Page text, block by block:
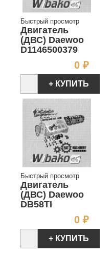
Быстрый просмотр
Двигатель
(ДВС) Daewoo
D1146500379
0 ₽
+ КУПИТЬ
Быстрый просмотр
Двигатель
(ДВС) Daewoo
DB58TI
0 ₽
+ КУПИТЬ